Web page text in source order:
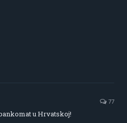
77
u Hrvatskoj!